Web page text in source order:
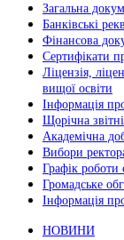
Загальна
Банківські
Фінансова
Сертифікати
Ліцензія,
вищої освіти
Інформація
Щорічна
Академічна
Вибори
Графік
Громадське
Інформація
НОВИНИ